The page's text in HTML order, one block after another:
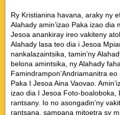
Ry Kristianina havana, araky ny
Alahady amin’izao Paka izao dia
Jesoa anankiray ireo vakiteny
Alahady lasa teo dia i Jesoa
nankalazaintsika, tamin’ny
belona amintsika, ny Alahady
Famindrampon’Andriamanitra
Paka I Jesoa Aina Vaovao.
izao dia I Jesoa Foto-boaloboka,
rantsany. Io no asongadin’ny
rantsana, sampana mitoetra sy